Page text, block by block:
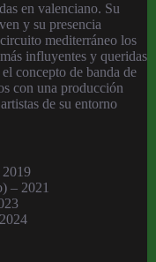
en valenciano. Su
y su presencia
mediterráneo los
influyentes y queridas
concepto de banda de
con una producción
de su entorno
2019
– 2021